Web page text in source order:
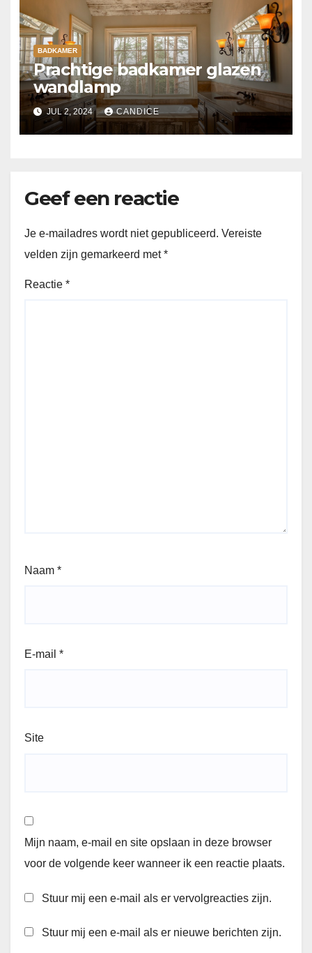
BADKAMER
Prachtige badkamer glazen
wandlamp
JUL 2, 2024 CANDICE
Geef een reactie
Je e-mailadres wordt niet gepubliceerd. Vereiste
velden zijn gemarkeerd met*
Reactie *
Naam *
E-mail *
Site
Mijn naam, e-mail en site opslaan in deze browser
voor de volgende keer wanneer ik een reactie plaats.
Stuur mij een e-mail als er vervolgreacties zijn.
Stuur mij een e-mail als er nieuwe berichten zijn.